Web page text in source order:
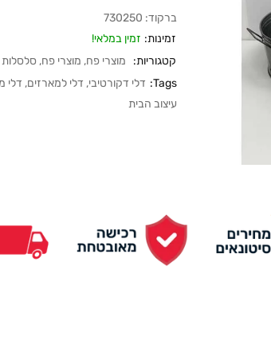
ברקוד: 730250
זמינות: זמין במלאי!
קטגוריות:
מוצרי פח, מוצרי פח, סלסלות
Tags: דלי דקורטיבי, דלי למארזים, דלי
עיצוב הבית